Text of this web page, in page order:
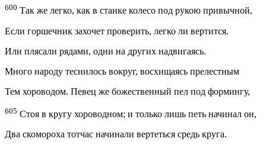
600 Так же легко, как в станке колесо под рукою привычной,
Если горшечник захочет проверить, легко ли вертится.
Или плясали рядами, одни на других надвигаясь.
Много народу теснилось вокруг, восхищаясь прелестным
Тем хороводом. Певец же божественный пел под формингу,
605 Стоя в кругу хороводном; и только лишь петь начинал он,
Два скомороха тотчас начинали вертеться средь круга.